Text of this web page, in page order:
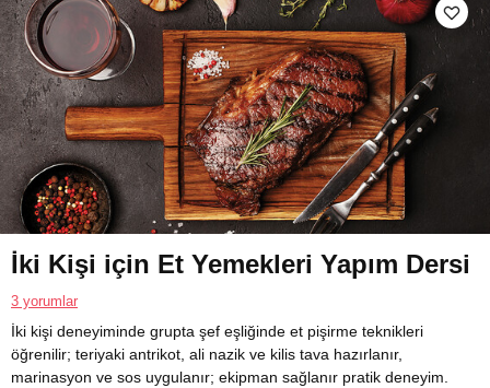
İki Kişi için Et Yemekleri Yapım Dersi
3 yorumlar
İki kişi deneyiminde grupta şef eşliğinde et pişirme teknikleri
öğrenilir; teriyaki antrikot, ali nazik ve kilis tava hazırlanır,
marinasyon ve sos uygulanır; ekipman sağlanır pratik deneyim.